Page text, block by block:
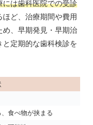
は歯科医院での受診
ど、治療期間や費用
め、早期発見・早期治
定期的な歯科検診を
食べ物が挟まる